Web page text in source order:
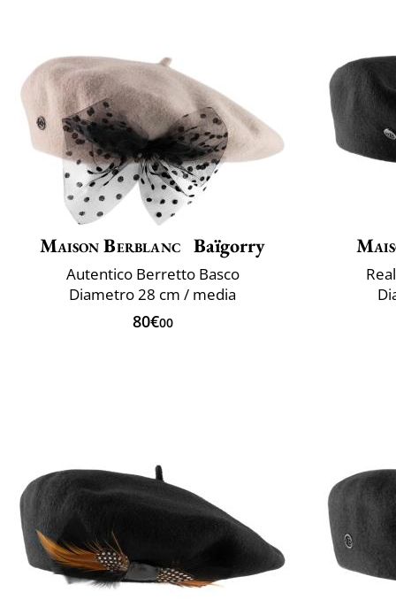
Maison Berblanc Baïgorry
Autentico Berretto Basco
Diametro 28 cm / media
80€00